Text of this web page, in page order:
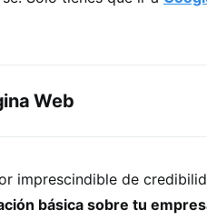
Web
imprescindible de
básica sobre tu